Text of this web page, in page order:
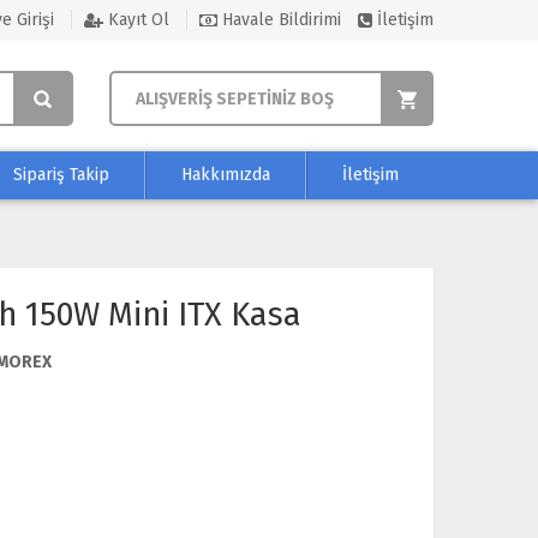
Girişi Kayıt Ol Havale Bildirimi İletişim
ALIŞVERİŞ SEPETİNİZ BOŞ
Sipariş Takip Hakkımızda İletişim
150W Mini ITX Kasa